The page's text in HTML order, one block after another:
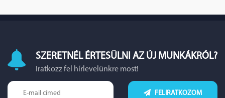
SZERETNÉL ÉRTESÜLNI AZ ÚJ MUNKÁKRÓL?
Iratkozz fel hírlevelünkre most!
FELIRATKOZOM